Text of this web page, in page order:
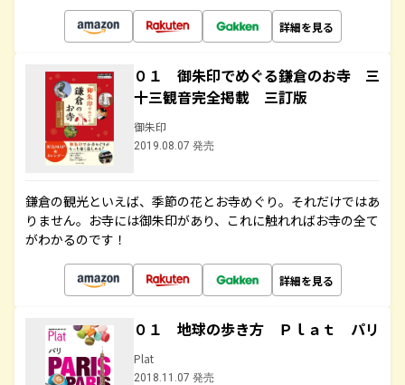
詳細を見る
０１ 御朱印でめぐる鎌倉のお寺 三
十三観音完全掲載 三訂版
御朱印
2019.08.07 発売
鎌倉の観光といえば、季節の花とお寺めぐり。それだけではあ
りません。お寺には御朱印があり、これに触れればお寺の全て
がわかるのです！
詳細を見る
０１ 地球の歩き方 Ｐｌａｔ パリ
Plat
2018.11.07 発売